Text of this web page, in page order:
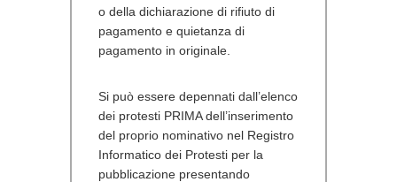
o della dichiarazione di rifiuto di
pagamento e quietanza di
pagamento in originale.
Si può essere depennati dall’elenco
dei protesti PRIMA dell’inserimento
del proprio nominativo nel Registro
Informatico dei Protesti per la
pubblicazione presentando